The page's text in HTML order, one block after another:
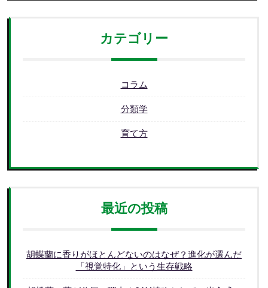
カテゴリー
コラム
分類学
育て方
最近の投稿
胡蝶蘭に香りがほとんどないのはなぜ？進化が選んだ
「視覚特化」という生存戦略